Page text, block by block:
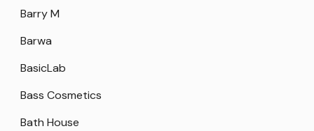
Barry M
Barwa
BasicLab
Bass Cosmetics
Bath House